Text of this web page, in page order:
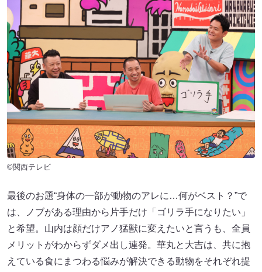
©関西テレビ
最後のお題“身体の一部が動物のアレに…何がベスト？”で
は、ノブがある理由から片手だけ「ゴリラ手になりたい」
と希望。山内は顔だけアノ猛獣に変えたいと言うも、全員
メリットがわからずダメ出し連発。華丸と大吉は、共に抱
えている食にまつわる悩みが解決できる動物をそれぞれ提